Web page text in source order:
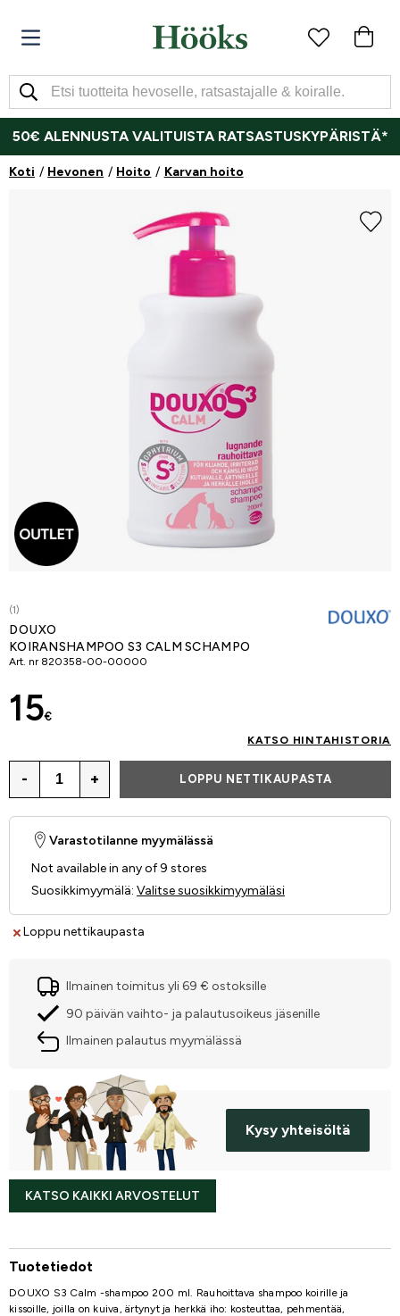
50€ ALENNUSTA VALITUISTA RATSASTUSKYPÄRISTÄ*
Koti Hevonen Hoito Karvan hoito
(1)
DOUXO
KOIRANSHAMPOO S3 CALM SCHAMPO
Art. nr 820358-00-00000
15€
KATSO HINTAHISTORIA
- + LOPPU NETTIKAUPASTA
Loppu nettikaupasta
Varastotilanne myymälässä
Not available in any of 9 stores
Suosikkimyymälä: Valitse suosikkimyymäläsi
Ilmainen toimitus yli 69 € ostoksille
90 päivän vaihto- ja palautusoikeus jäsenille
Ilmainen palautus myymälässä
Kysy yhteisöltä
KATSO KAIKKI ARVOSTELUT
Tuotetiedot
DOUXO S3 Calm -shampoo 200 ml. Rauhoittava shampoo koirille ja
kissoille, joilla on kuiva, ärtynyt ja herkkä iho: kosteuttaa, pehmentää,